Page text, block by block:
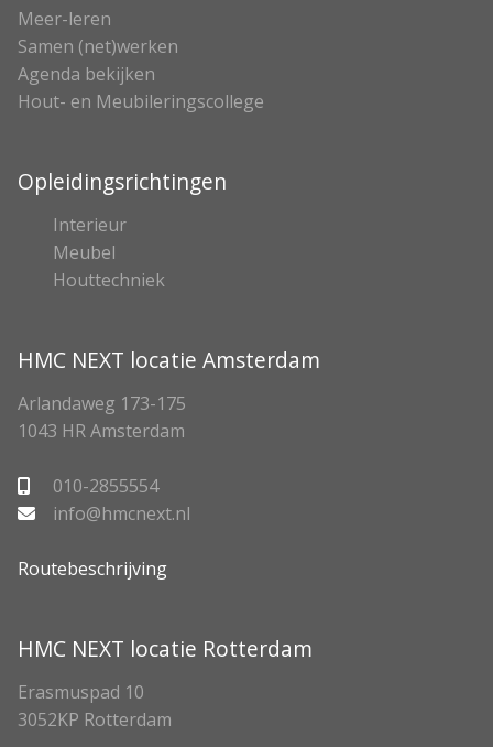
Meer-leren
Samen (net)werken
Agenda bekijken
Hout- en Meubileringscollege
Opleidingsrichtingen
Interieur
Meubel
Houttechniek
HMC NEXT locatie Amsterdam
Arlandaweg 173-175
1043 HR Amsterdam
010-2855554
info@hmcnext.nl
Routebeschrijving
HMC NEXT locatie Rotterdam
Erasmuspad 10
3052KP Rotterdam